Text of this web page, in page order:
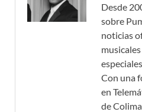
Desde
sobre
noticias
Con una
en
de